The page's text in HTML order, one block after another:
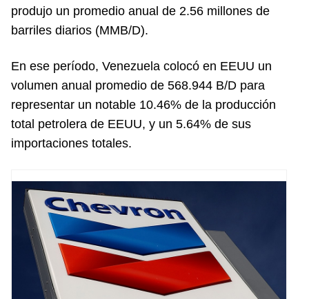
produjo un promedio anual de 2.56 millones de
barriles diarios (MMB/D).
En ese período, Venezuela colocó en EEUU un
volumen anual promedio de 568.944 B/D para
representar un notable 10.46% de la producción
total petrolera de EEUU, y un 5.64% de sus
importaciones totales.